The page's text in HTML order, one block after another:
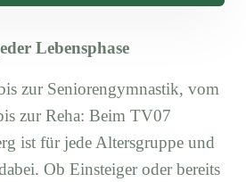
Lebensphase
zur Seniorengymnastik, vom
zur Reha: Beim TV07
ist für jede Altersgruppe und
Ob Einsteiger oder bereits